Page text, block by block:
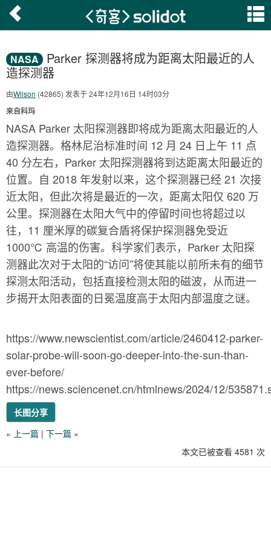
NASA
Parker 探测器将成为距离太阳最近的人
造探测器
由Wilson (42865) 发表于 24年12月16日 14时03分
来自科玛
NASA Parker 太阳探测器即将成为距离太阳最近的人
造探测器。格林尼治标准时间 12 月 24 日上午 11 点
40 分左右，Parker 太阳探测器将到达距离太阳最近的
位置。自 2018 年发射以来，这个探测器已经 21 次接
近太阳，但此次将是最近的一次，距离太阳仅 620 万
公里。探测器在太阳大气中的停留时间也将超过以
往，11 厘米厚的碳复合盾将保护探测器免受近
1000℃ 高温的伤害。科学家们表示，Parker 太阳探
测器此次对于太阳的“访问”将使其能以前所未有的细节
探测太阳活动，包括直接检测太阳的磁波，从而进一
步揭开太阳表面的日冕温度高于太阳内部温度之谜。
https://www.newscientist.com/article/2460412-parker-
solar-probe-will-soon-go-deeper-into-the-sun-than-
ever-before/
https://news.sciencenet.cn/htmlnews/2024/12/
长图分享
« 上一篇 | 下一篇 »
本文已被查看 4581 次